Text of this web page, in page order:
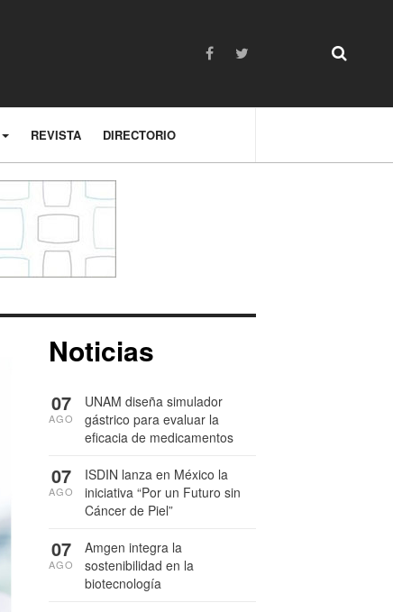
REVISTA DIRECTORIO
Noticias
UNAM diseña simulador
gástrico para evaluar la
eficacia de medicamentos
07
AGO
ISDIN lanza en México la
iniciativa “Por un Futuro sin
Cáncer de Piel”
07
AGO
Amgen integra la
sostenibilidad en la
biotecnología
07
AGO